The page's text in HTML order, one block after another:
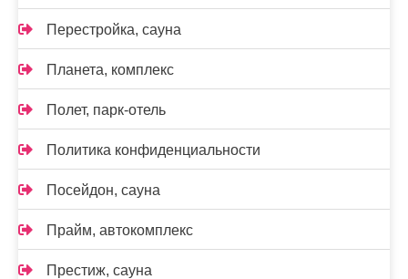
Перестройка, сауна
Планета, комплекс
Полет, парк-отель
Политика конфиденциальности
Посейдон, сауна
Прайм, автокомплекс
Престиж, сауна